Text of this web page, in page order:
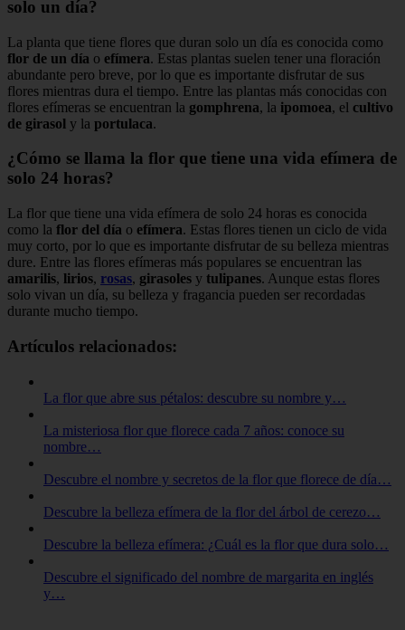
solo un día?
La planta que tiene flores que duran solo un día es conocida como
flor de un día o efímera. Estas plantas suelen tener una floración
abundante pero breve, por lo que es importante disfrutar de sus
flores mientras dura el tiempo. Entre las plantas más conocidas con
flores efímeras se encuentran la gomphrena, la ipomoea, el cultivo
de girasol y la portulaca.
¿Cómo se llama la flor que tiene una vida efímera de
solo 24 horas?
La flor que tiene una vida efímera de solo 24 horas es conocida
como la flor del día o efímera. Estas flores tienen un ciclo de vida
muy corto, por lo que es importante disfrutar de su belleza mientras
dure. Entre las flores efímeras más populares se encuentran las
amarilis, lirios, rosas, girasoles y tulipanes. Aunque estas flores
solo vivan un día, su belleza y fragancia pueden ser recordadas
durante mucho tiempo.
Artículos relacionados:
La flor que abre sus pétalos: descubre su nombre y…
La misteriosa flor que florece cada 7 años: conoce su
nombre…
Descubre el nombre y secretos de la flor que florece de día…
Descubre la belleza efímera de la flor del árbol de cerezo…
Descubre la belleza efímera: ¿Cuál es la flor que dura solo…
Descubre el significado del nombre de margarita en inglés
y…